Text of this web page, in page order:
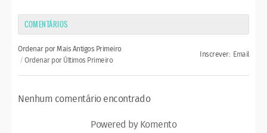
COMENTÁRIOS
Ordenar por Mais Antigos Primeiro
Ordenar por Últimos Primeiro
Inscrever: Email
Nenhum comentário encontrado
Powered by Komento